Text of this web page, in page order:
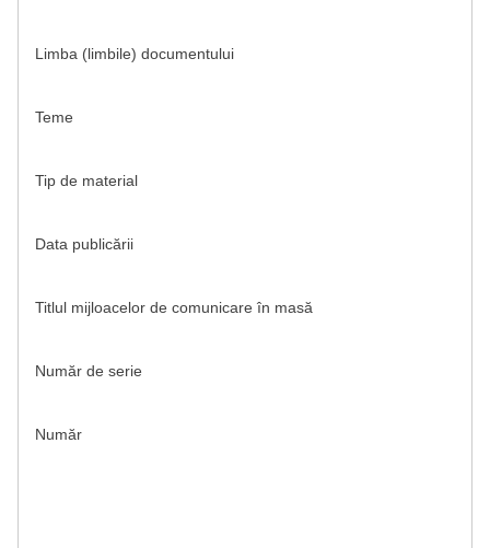
Limba (limbile) documentului
Teme
Tip de material
Data publicării
Titlul mijloacelor de comunicare în masă
Număr de serie
Număr